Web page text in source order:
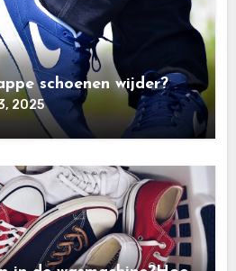
schoenen wijder?
2025